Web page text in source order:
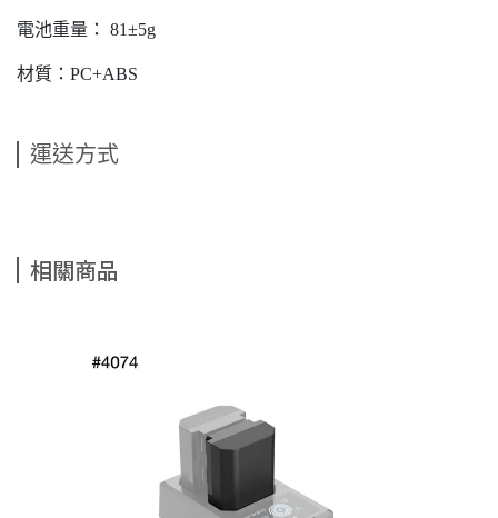
電池重量： 81±5g
材質：PC+ABS
運送方式
相關商品